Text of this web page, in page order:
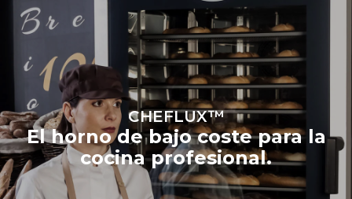
CHEFLUX™
El horno de bajo coste para la
cocina profesional.